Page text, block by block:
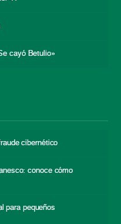
cayó Betulio»
cibernético
conoce cómo
para pequeños